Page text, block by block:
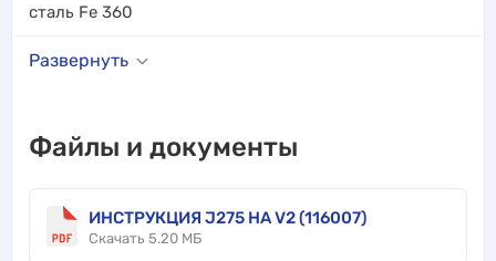
сталь Fe 360
Развернуть
Файлы и документы
ИНСТРУКЦИЯ J275 HA V2 (116007)
Скачать 5.20 МБ